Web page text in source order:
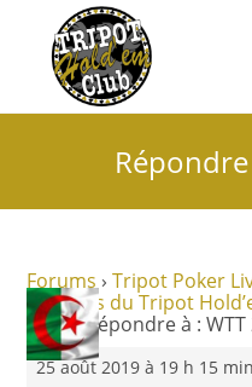
Forums › Tripot Poker
tournois du Tripot
2019›Répondre à : WTT
25 août 2019 à 19 h 15 min